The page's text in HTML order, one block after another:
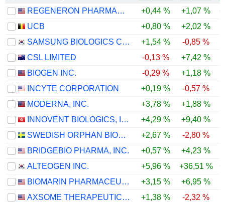
REGENERON PHARMACEUTICALS, INC.
+0,44 % +1,07 %
UCB
+0,80 % +2,02 %
SAMSUNG BIOLOGICS CO.,LTD.
+1,54 % -0,85 %
CSL LIMITED
-0,13 % +7,42 %
BIOGEN INC.
-0,29 % +1,18 %
INCYTE CORPORATION
+0,19 % -0,57 %
MODERNA, INC.
+3,78 % +1,88 %
INNOVENT BIOLOGICS, INC.
+4,29 % +9,40 %
SWEDISH ORPHAN BIOVITRUM AB
+2,67 % -2,80 %
BRIDGEBIO PHARMA, INC.
+0,57 % +4,23 %
ALTEOGEN INC.
+5,96 % +36,51 %
BIOMARIN PHARMACEUTICAL INC.
+3,15 % +6,95 %
AXSOME THERAPEUTICS, INC.
+1,38 % -2,32 %